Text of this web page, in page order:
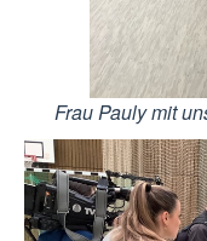
Frau Pauly mit